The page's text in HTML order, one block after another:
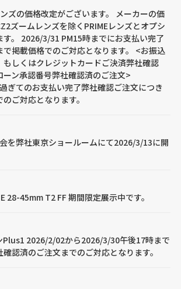
ズの価格改定がございます。 メーカーの価
ズームレンズを除くPRIMEレンズとオプシ
す。 2026/3/31 PM15時までにお支払い完了
掲載価格でのご対応となります。 <お振込
もしくはクレジットカードご決済弊社確認
ン承認番号弊社確認済のご注文>
ぎてのお支払い完了弊社確認ご注文につき
ご対応となります。
を弊社東京ショールームにて2026/3/13に開
28-45mm T2 FF 期間限定展示中です。
Plus1 2026/2/02から2026/3/30午後17時まで
認済のご注文までのご対応となります。